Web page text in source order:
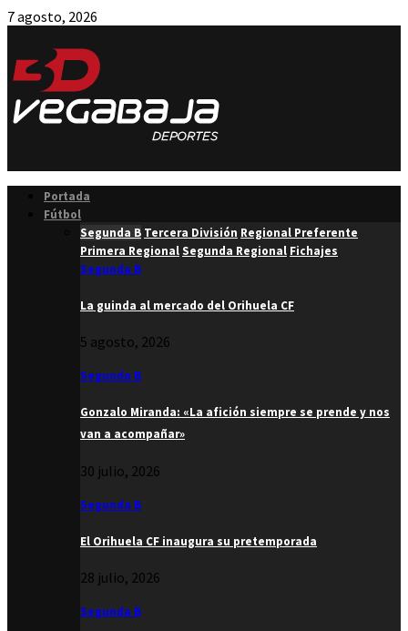
7 agosto, 2026
Portada
Fútbol
Segunda B Tercera División Regional Preferente
Primera RegionalSegunda Regional Fichajes
Segunda B
La guinda al mercado del Orihuela CF
5 agosto, 2026
Segunda B
Gonzalo Miranda: «La afición siempre se prende y nos
van a acompañar»
30 julio, 2026
Segunda B
El Orihuela CF inaugura su pretemporada
28 julio, 2026
Segunda B